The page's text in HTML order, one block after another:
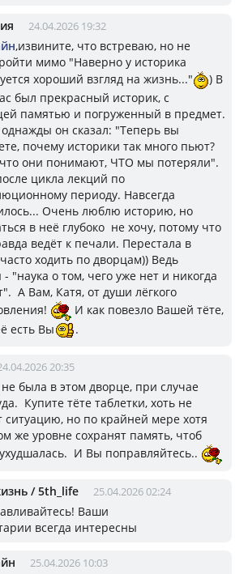
24.04.2026 19:32
,извините, что встреваю, но не
мимо "Наверно у историка
хороший взгляд на жизнь..."
) В
был прекрасный историк, с
памятью и погруженный в предмет.
он сказал: "Теперь вы
почему историки так много пьют?
они понимают, ЧТО мы потеряли".
цикла лекций по
периоду. Навсегда
Очень люблю историю, но
в неё глубоко не хочу, потому что
ведёт к печали. Перестала в
ходить по дворцам)) Ведь
- "наука о том, чего уже нет и никогда
А Вам, Катя, от души лёгкого
И как повезло Вашей тёте,
есть Вы
.
20:35
была в этом дворце, при случае
Купите тёте таблетки, хоть не
ситуацию, но по крайней мере хотя
же уровне сохранят память, чтоб
И Вы поправляйтесь..
/ 5th_life 25.04.2026 02:24
Ваши
всегда интересны
25.04.2026 10:03